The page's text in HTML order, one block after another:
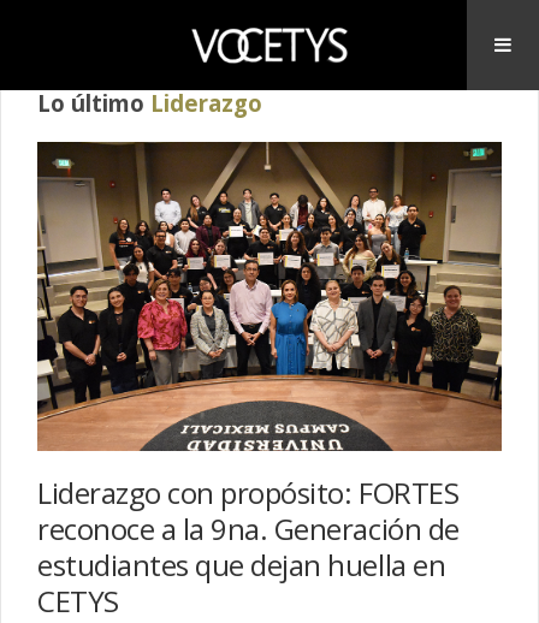
Lo último Liderazgo
Liderazgo con propósito: FORTES
reconoce a la 9na. Generación de
estudiantes que dejan huella en
CETYS